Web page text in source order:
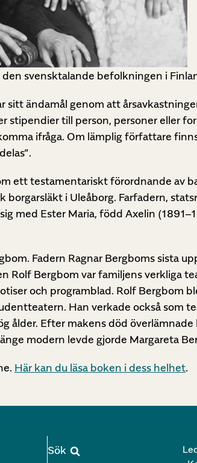
svensktalande befolkningen i
sitt ändamål genom att
stipendier till person, personer eller
ifråga. Om lämplig författare
ett testamentariskt förordnande av
i Uleåborg. Farfadern,
med Ester Maria, född Axelin
Fadern Ragnar Bergboms sista
Rolf Bergbom var familjens verkliga
och programblad. Rolf Bergbom
Han verkade också som
Efter makens död
modern levde gjorde Margareta
Här kan du läsa boken i dess helhet.